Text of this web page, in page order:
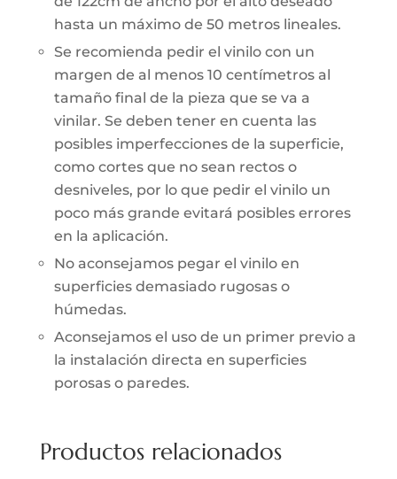
hasta un máximo de 50 metros lineales.
Se recomienda pedir el vinilo con un
margen de al menos 10 centímetros al
tamaño final de la pieza que se va a
vinilar. Se deben tener en cuenta las
posibles imperfecciones de la superficie,
como cortes que no sean rectos o
desniveles, por lo que pedir el vinilo un
poco más grande evitará posibles errores
en la aplicación.
No aconsejamos pegar el vinilo en
superficies demasiado rugosas o
húmedas.
Aconsejamos el uso de un primer previo a
la instalación directa en superficies
porosas o paredes.
Productos relacionados